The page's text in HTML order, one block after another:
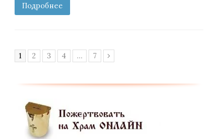
Подробнее
Page
1 Page
2 Page
3 Page
4 … Page
7 Следующий